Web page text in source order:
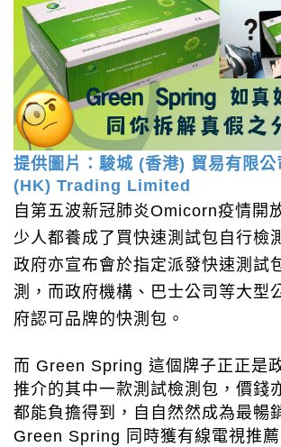
提供圖片：駿城 (香港) 貿易有限公
(HK) Trading Limited
自第五波新冠肺炎Omicorn疫情開
少人都養成了買快速測試包自行檢
政府亦宣布會於指定派發快速測試
測，而政府機構、巴士公司等大型
府認可品牌的快測包。
而 Green Spring 這個牌子正正是
推介的其中一款測試檢測包，價錢
都能負擔得到，自自然然成為最暢
Green Spring 同時獲有線電視推